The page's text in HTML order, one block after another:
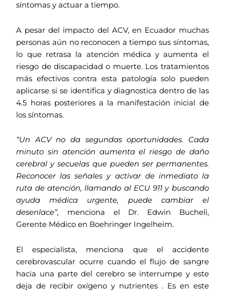
síntomas y actuar a tiempo.
A pesar del impacto del ACV, en Ecuador muchas
personas aún no reconocen a tiempo sus síntomas,
lo que retrasa la atención médica y aumenta el
riesgo de discapacidad o muerte. Los tratamientos
más efectivos contra esta patología solo pueden
aplicarse si se identifica y diagnostica dentro de las
4.5 horas posteriores a la manifestación inicial de
los síntomas.
“Un ACV no da segundas oportunidades. Cada
minuto sin atención aumenta el riesgo de daño
cerebral y secuelas que pueden ser permanentes.
Reconocer las señales y activar de inmediato la
ruta de atención, llamando al ECU 911 y buscando
ayuda médica urgente, puede cambiar el
desenlace”, menciona el Dr. Edwin Bucheli,
Gerente Médico en Boehringer Ingelheim.
El especialista, menciona que el accidente
cerebrovascular ocurre cuando el flujo de sangre
hacia una parte del cerebro se interrumpe y este
deja de recibir oxígeno y nutrientes . Es en este